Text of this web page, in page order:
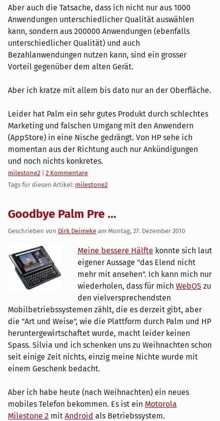
Aber auch die Tatsache, dass ich nicht nur aus 1000
Anwendungen unterschiedlicher Qualität auswählen
kann, sondern aus 200000 Anwendungen (ebenfalls
unterschiedlicher Qualität) und auch
Bezahlanwendungen nutzen kann, sind ein grosser
Vorteil gegenüber dem alten Gerät.
Aber ich kratze mit allem bis dato nur an der Oberfläche.
Leider hat Palm ein sehr gutes Produkt durch schlechtes
Marketing und falschen Umgang mit den Anwendern
(AppStore) in eine Nische gedrängt. Von HP sehe ich
momentan aus der Richtung auch nur Ankündigungen
und noch nichts konkretes.
Kategorien:
milestone2
2 Kommentare
Tags für diesen Artikel: milestone2
Goodbye Palm Pre ...
Geschrieben von Dirk Deimeke am Montag, 27. Dezember 2010
Meine bessere Hälfte konnte sich laut
eigener Aussage "das Elend nicht
mehr mit ansehen". Ich kann mich nur
wiederholen, dass für mich WebOS zu
den vielversprechendsten
Mobilbetriebssystemen zählt, die es derzeit gibt, aber
die "Art und Weise", wie die Plattform durch Palm und HP
heruntergewirtschaftet wurde, macht leider keinen
Spass. Silvia und ich schenken uns zu Weihnachten schon
seit einige Zeit nichts, einzig meine Nichte wurde mit
einem Geschenk bedacht.
Aber ich habe heute (nach Weihnachten) ein neues
mobiles Telefon bekommen. Es ist ein Motorola
Milestone 2 mit Android als Betriebssystem.